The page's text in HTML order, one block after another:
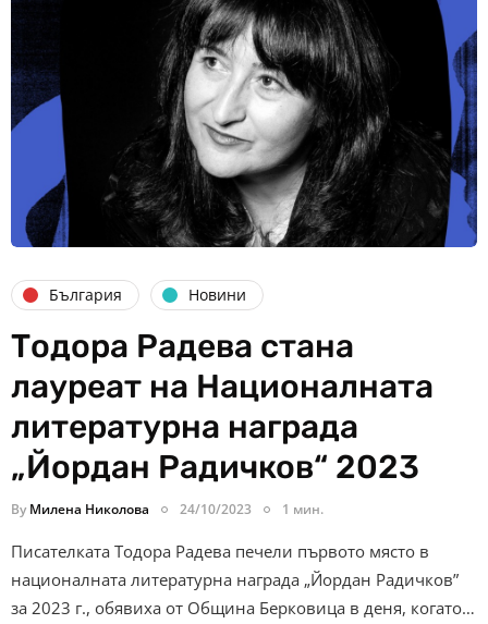
България Новини
Тодора Радева стана
лауреат на Националната
литературна награда
„Йордан Радичков“ 2023
By Милена Николова 24/10/2023 1 мин.
Писателката Тодора Радева печели първото място в
националната литературна награда „Йордан Радичков”
за 2023 г., обявиха от Община Берковица в деня, когато…